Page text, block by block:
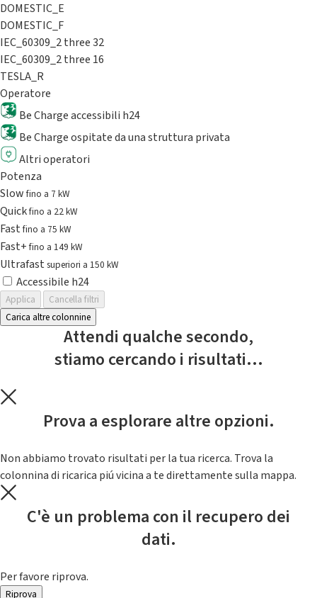
DOMESTIC_E
DOMESTIC_F
IEC_60309_2 three 32
IEC_60309_2 three 16
TESLA_R
Operatore
Be Charge accessibili h24
Be Charge ospitate da una struttura privata
Altri operatori
Potenza
Slowfino a 7 kW
Quickfino a 22 kW
Fastfino a 75 kW
Fast+fino a 149 kW
Ultrafast superiori a 150 kW
Accessibile h24
Applica
Cancella filtri
Carica altre colonnine
Attendi qualche secondo,
stiamo cercando i risultati...
Prova a esplorare altre opzioni.
Non abbiamo trovato risultati per la tua ricerca. Trova la
colonnina di ricarica piú vicina a te direttamente sulla mappa.
C'è un problema con il recupero dei
dati.
Per favore riprova.
Riprova